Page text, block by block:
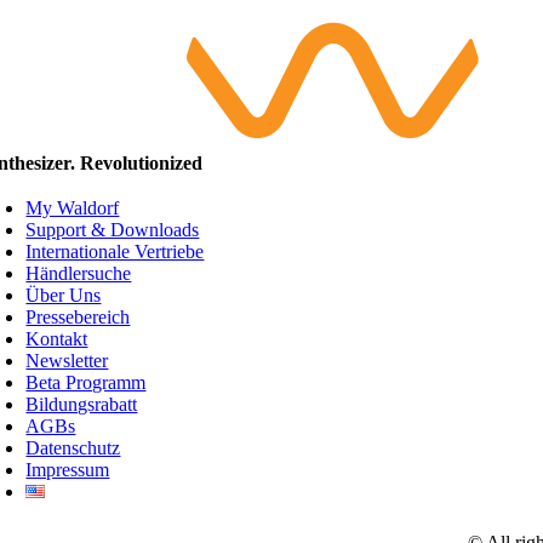
Revolutionized
My Waldorf
Support & Downloads
Internationale Vertriebe
Händlersuche
Über Uns
Pressebereich
Kontakt
Newsletter
Beta Programm
Bildungsrabatt
AGBs
Datenschutz
Impressum